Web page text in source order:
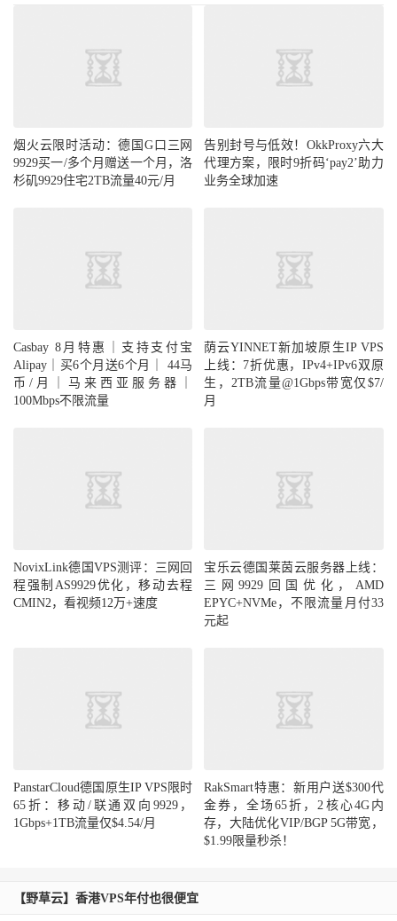
烟火云限时活动：德国G口三网
9929买一/多个月赠送一个月，洛
杉矶9929住宅2TB流量40元/月
代理方案，限时9折码‘pay2’助力
业务全球加速
Casbay 8月特惠｜支持支付宝
Alipay｜买6个月送6个月｜ 44马
币/月｜马来西亚服务器｜
100Mbps不限流量
荫云YINNET新加坡原生IP VPS
上线：7折优惠，IPv4+IPv6双原
生，2TB流量@1Gbps带宽仅$7/
月
NovixLink德国VPS测评：三网回
程强制AS9929优化，移动去程
CMIN2，看视频12万+速度
宝乐云德国莱茵云服务器上线：
三网9929回国优化，AMD
EPYC+NVMe，不限流量月付33
元起
PanstarCloud德国原生IP VPS限时
65折：移动/联通双向9929，
1Gbps+1TB流量仅$4.54/月
RakSmart特惠：新用户送$300代
金券，全场65折，2核心4G内
存，大陆优化VIP/BGP 5G带宽，
$1.99限量秒杀！
【野草云】香港VPS年付也很便宜